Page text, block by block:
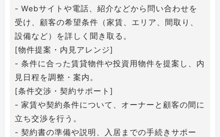
- Webサイトや電話、紹介などから問い合わせを
受け、顧客の希望条件（家賃、エリア、間取り、
設備など）を詳しく聞き取る。
[物件提案・内見アレンジ]
- 条件に合った賃貸物件や投資用物件を提案し、内
見日程を調整・案内。
[条件交渉・契約サポート]
- 家賃や契約条件について、オーナーと顧客の間に
立ち交渉を行う。
- 契約書の準備や説明、入居までの手続きサポー